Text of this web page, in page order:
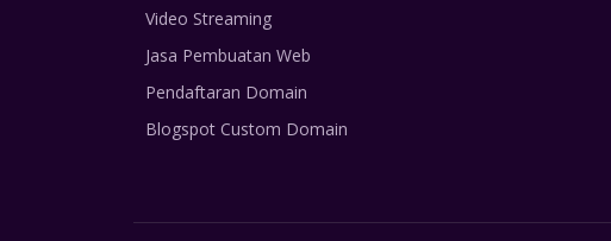
Video Streaming
Jasa Pembuatan Web
Pendaftaran Domain
Blogspot Custom Domain